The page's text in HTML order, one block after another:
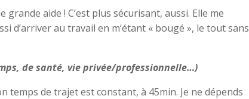
aide ! C’est plus sécurisant, aussi. Elle me
d’arriver au travail en m‘étant « bougé », le tout sans
de santé, vie privée/professionnelle…)
de trajet est constant, à 45min. Je ne dépends